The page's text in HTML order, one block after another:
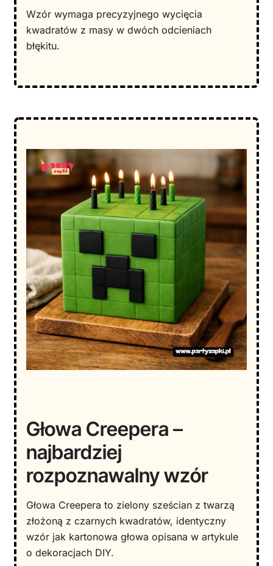
Wzór wymaga precyzyjnego wycięcia
kwadratów z masy w dwóch odcieniach
błękitu.
Głowa Creepera –
najbardziej
rozpoznawalny wzór
Głowa Creepera to zielony sześcian z twarzą
złożoną z czarnych kwadratów, identyczny
wzór jak kartonowa głowa opisana w artykule
o dekoracjach DIY.